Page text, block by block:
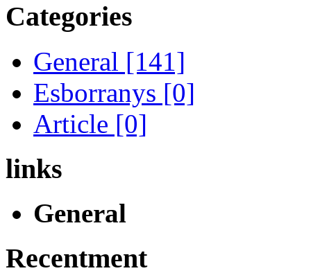
Categories
General [141]
Esborranys [0]
Article [0]
links
General
Recentment